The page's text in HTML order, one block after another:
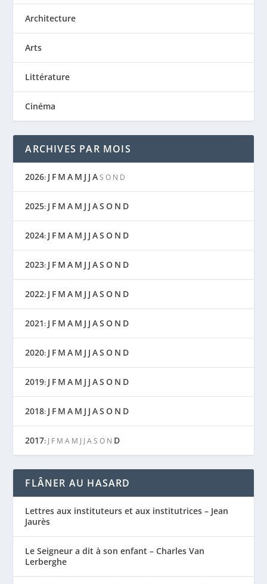
Architecture
Arts
Littérature
Cinéma
ARCHIVES PAR MOIS
2026: J F M A M J J A S O N D
2025: J F M A M J J AS O N D
2024: J F M A M J J AS O N D
2023: J F M A M J J AS O N D
2022: J F M A M J J AS O N D
2021: J F M A M J J AS O N D
2020: J F M A M J J AS O N D
2019: J F M A M J J AS O N D
2018: J F M A M J J AS O N D
2017: J F M A M J J A S O N D
FLÂNER AU HASARD
Lettres aux instituteurs et aux institutrices – Jean
Jaurès
Le Seigneur a dit à son enfant – Charles Van
Lerberghe